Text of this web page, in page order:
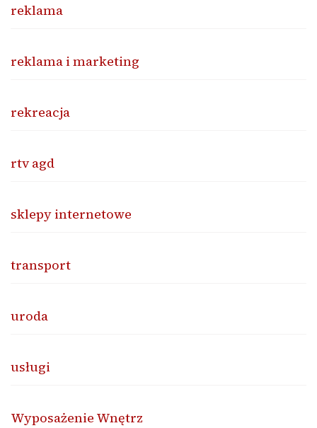
reklama
reklama i marketing
rekreacja
rtv agd
sklepy internetowe
transport
uroda
usługi
Wyposażenie Wnętrz